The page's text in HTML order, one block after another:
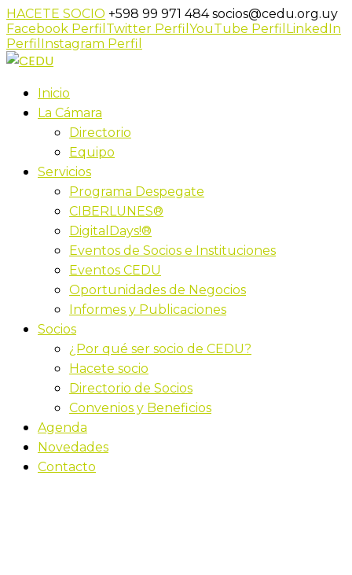
HACETE SOCIO +598 99 971 484socios@cedu.org.uy
Facebook Perfil Twitter Perfil YouTube Perfil LinkedIn
Perfil Instagram Perfil
Inicio
La Cámara
Directorio
Equipo
Servicios
Programa Despegate
CIBERLUNES®
DigitalDays!®
Eventos de Socios e Instituciones
Eventos CEDU
Oportunidades de Negocios
Informes y Publicaciones
Socios
¿Por qué ser socio de CEDU?
Hacete socio
Directorio de Socios
Convenios y Beneficios
Agenda
Novedades
Contacto